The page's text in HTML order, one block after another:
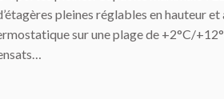
pleines réglables en hauteur
sur une plage de +2°C/